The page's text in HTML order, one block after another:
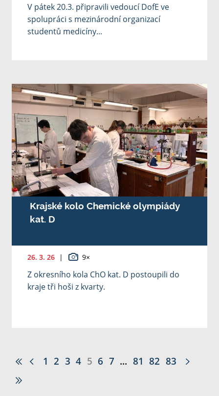
V pátek 20.3. připravili vedoucí DofE ve
spolupráci s mezinárodní organizací
studentů medicíny...
Krajské kolo Chemické olympiády
kat. D
26. 3. 26 | 9×
Z okresního kola ChO kat. D postoupili do
kraje tři hoši z kvarty.
1 2 3 4 5 6 7 ... 81 82 83